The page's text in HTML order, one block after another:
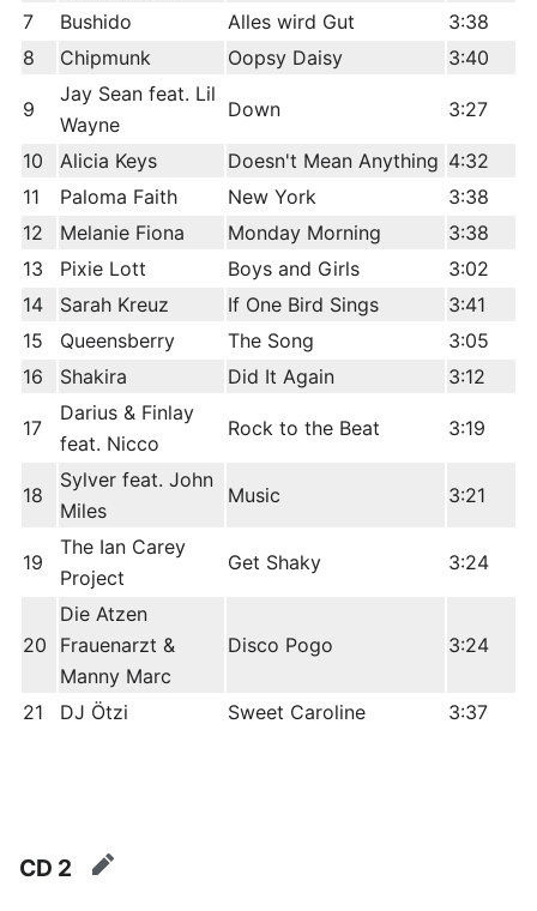
7 Bushido Alles wird Gut
3:38
8
Chipmunk Oopsy Daisy 3:40
9
Jay Sean feat. Lil
Wayne
Down 3:27
10 Alicia Keys Doesn't Mean Anything 4:32
11
Paloma Faith New York
3:38
12
Melanie Fiona Monday Morning
3:38
13
Pixie Lott Boys and Girls
3:02
14
Sarah Kreuz If One Bird Sings
3:41
15
Queensberry The Song
3:05
16
Shakira Did It Again 3:12
17
Darius & Finlay
feat. Nicco
Rock to the Beat 3:19
18
Sylver feat. John
Miles
Music 3:21
19
The Ian Carey
Project
Get Shaky 3:24
20
Die Atzen
Frauenarzt &
Manny Marc
Disco Pogo 3:24
21 DJ Ötzi Sweet Caroline 3:37
CD 2 edit